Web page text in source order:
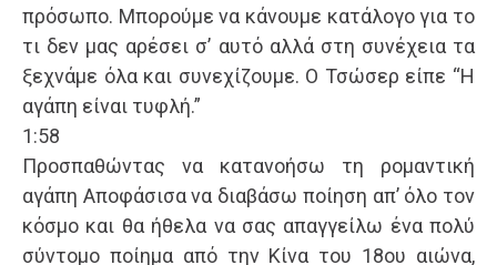
πρόσωπο. Μπορούμε να κάνουμε κατάλογο για το
τι δεν μας αρέσει σ’ αυτό αλλά στη συνέχεια τα
ξεχνάμε όλα και συνεχίζουμε. Ο Τσώσερ είπε “Η
αγάπη είναι τυφλή.”
1:58
Προσπαθώντας να κατανοήσω τη ρομαντική
αγάπη Αποφάσισα να διαβάσω ποίηση απ’ όλο τον
κόσμο και θα ήθελα να σας απαγγείλω ένα πολύ
σύντομο ποίημα από την Κίνα του 18ου αιώνα,